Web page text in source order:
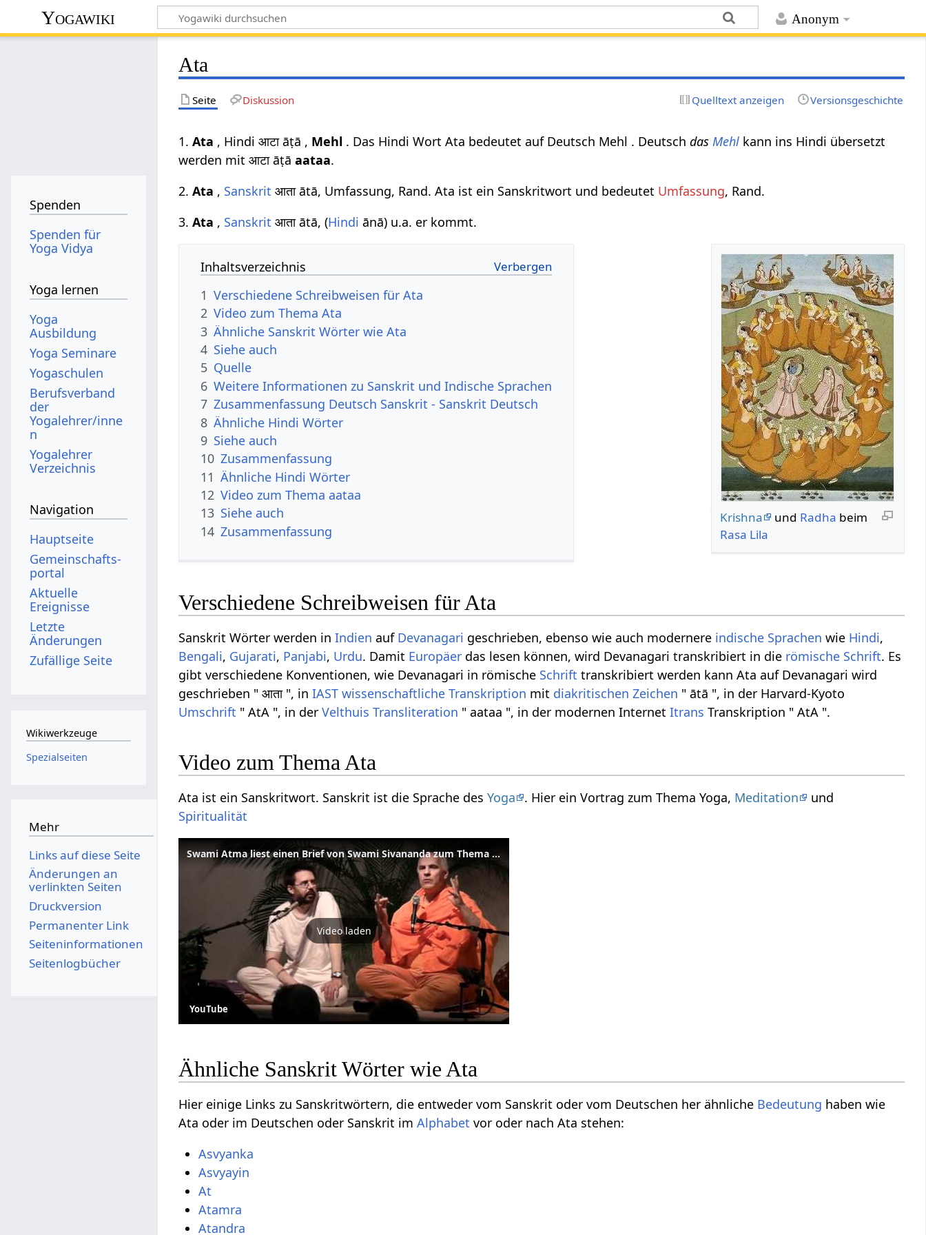
Anonym
Yogawiki
Ata
Seite Diskussion Quelltext anzeigen Versionsgeschichte
1.Ata , Hindi आटा āṭā , Mehl . Das Hindi Wort Ata bedeutet auf Deutsch Mehl . Deutschdas Mehl kann ins Hindi übersetzt
werden mit आटा āṭāaataa.
2.Ata , Sanskrit आता ātā, Umfassung, Rand. Ata ist ein Sanskritwort und bedeutet Umfassung, Rand.
3.Ata , Sanskrit आता ātā, (Hindi ānā) u.a. er kommt.
Krishna und Radha beim
Rasa Lila
Inhaltsverzeichnis
1 Verschiedene Schreibweisen für Ata
2 Video zum Thema Ata
3 Ähnliche Sanskrit Wörter wie Ata
4 Siehe auch
5 Quelle
6 Weitere Informationen zu Sanskrit und Indische Sprachen
7 Zusammenfassung Deutsch Sanskrit - Sanskrit Deutsch
8 Ähnliche Hindi Wörter
9 Siehe auch
10 Zusammenfassung
11 Ähnliche Hindi Wörter
12 Video zum Thema aataa
13 Siehe auch
14 Zusammenfassung
Verschiedene Schreibweisen für Ata
Sanskrit Wörter werden inIndien auf Devanagari geschrieben, ebenso wie auch modernere indische Sprachen wie Hindi,
Bengali, Gujarati, Panjabi, Urdu. Damit Europäer das lesen können, wird Devanagari transkribiert in die römische Schrift. Es
gibt verschiedene Konventionen, wie Devanagari in römische Schrift transkribiert werden kann Ata auf Devanagari wird
geschrieben " आता ", inIAST wissenschaftliche Transkription mit diakritischen Zeichen " ātā ", in der Harvard-Kyoto
Umschrift " AtA ", in derVelthuis Transliteration " aataa ", in der modernen InternetItrans Transkription " AtA ".
Video zum Thema Ata
Ata ist ein Sanskritwort. Sanskrit ist die Sprache desYoga . Hier ein Vortrag zum Thema Yoga, Meditation
und
Spiritualität
Swami Atma liest einen Brief von Swami Sivananda zum Thema Vedanta
Video laden
YouTube
Ähnliche Sanskrit Wörter wie Ata
Hier einige Links zu Sanskritwörtern, die entweder vom Sanskrit oder vom Deutschen her ähnliche Bedeutung haben wie
Ata oder im Deutschen oder Sanskrit imAlphabet vor oder nach Ata stehen:
Asvyanka
Asvyayin
At
Atamra
Atandra
Spenden
Spenden für
Yoga Vidya
Yoga lernen
Yoga
Ausbildung
Yoga Seminare
Yogaschulen
Berufsverband
der
Yogalehrer/inne
n
Yogalehrer
Verzeichnis
Navigation
Hauptseite
Gemeinschafts­
portal
Aktuelle
Ereignisse
Letzte
Änderungen
Zufällige Seite
Wikiwerkzeuge
Spezialseiten
Mehr
Links auf diese Seite
Änderungen an
verlinkten Seiten
Druckversion
Permanenter Link
Seiten­­informationen
Seitenlogbücher